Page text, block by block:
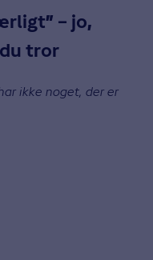
– jo,
tror
ikke noget, der er